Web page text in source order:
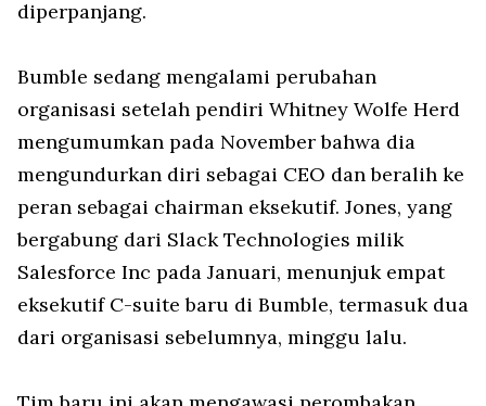
diperpanjang.
Bumble sedang mengalami perubahan
organisasi setelah pendiri Whitney Wolfe Herd
mengumumkan pada November bahwa dia
mengundurkan diri sebagai CEO dan beralih ke
peran sebagai chairman eksekutif. Jones, yang
bergabung dari Slack Technologies milik
Salesforce Inc pada Januari, menunjuk empat
eksekutif C-suite baru di Bumble, termasuk dua
dari organisasi sebelumnya, minggu lalu.